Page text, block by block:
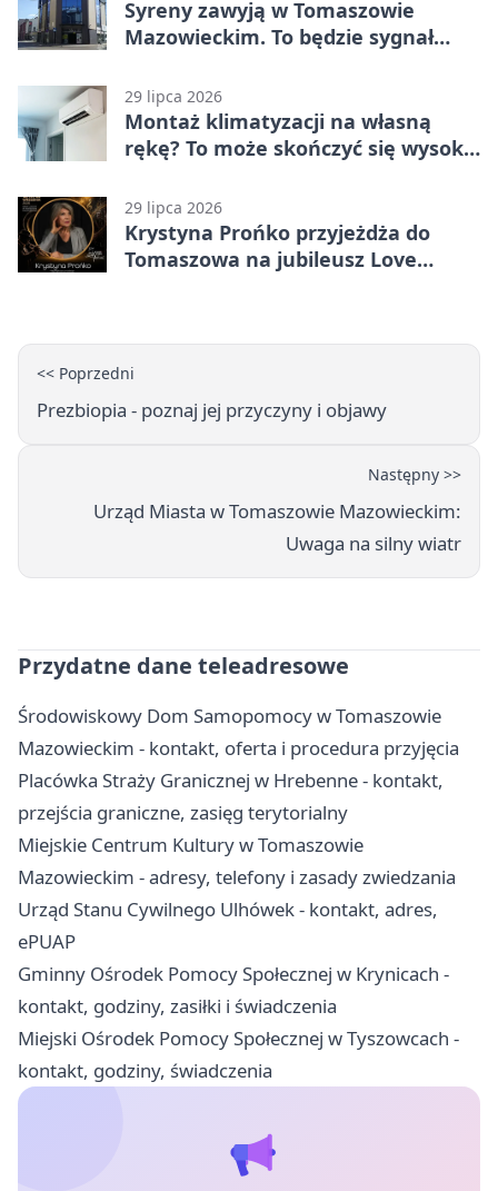
Syreny zawyją w Tomaszowie
Mazowieckim. To będzie sygnał
29 lipca 2026
Montaż klimatyzacji na własną
rękę? To może skończyć się wysoką
29 lipca 2026
Krystyna Prońko przyjeżdża do
Tomaszowa na jubileusz Love
<< Poprzedni
Prezbiopia - poznaj jej przyczyny i objawy
Następny >>
Urząd Miasta w Tomaszowie Mazowieckim:
Uwaga na silny wiatr
Przydatne dane teleadresowe
Środowiskowy Dom Samopomocy w Tomaszowie
Mazowieckim - kontakt, oferta i procedura przyjęcia
Placówka Straży Granicznej w Hrebenne - kontakt,
przejścia graniczne, zasięg terytorialny
Miejskie Centrum Kultury w Tomaszowie
Mazowieckim - adresy, telefony i zasady zwiedzania
Urząd Stanu Cywilnego Ulhówek - kontakt, adres,
ePUAP
Gminny Ośrodek Pomocy Społecznej w Krynicach -
kontakt, godziny, zasiłki i świadczenia
Miejski Ośrodek Pomocy Społecznej w Tyszowcach -
kontakt, godziny, świadczenia